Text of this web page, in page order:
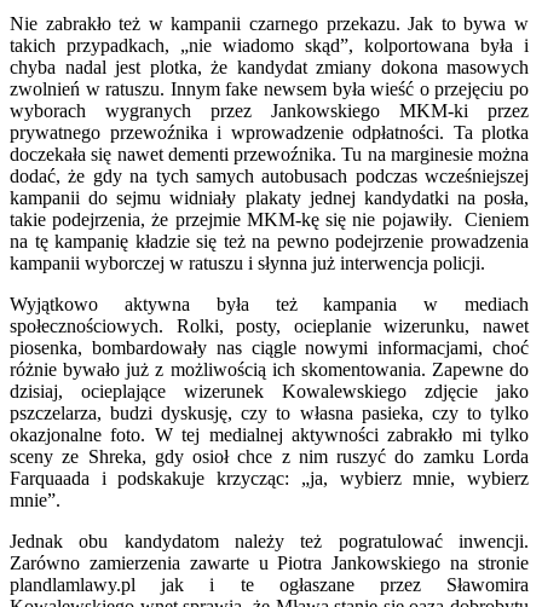
Nie zabrakło też w kampanii czarnego przekazu. Jak to bywa w
takich przypadkach, „nie wiadomo skąd”, kolportowana była i
chyba nadal jest plotka, że kandydat zmiany dokona masowych
zwolnień w ratuszu. Innym fake newsem była wieść o przejęciu po
wyborach wygranych przez Jankowskiego MKM-ki przez
prywatnego przewoźnika i wprowadzenie odpłatności. Ta plotka
doczekała się nawet dementi przewoźnika. Tu na marginesie można
dodać, że gdy na tych samych autobusach podczas wcześniejszej
kampanii do sejmu widniały plakaty jednej kandydatki na posła,
takie podejrzenia, że przejmie MKM-kę się nie pojawiły. Cieniem
na tę kampanię kładzie się też na pewno podejrzenie prowadzenia
kampanii wyborczej w ratuszu i słynna już interwencja policji.
Wyjątkowo aktywna była też kampania w mediach
społecznościowych. Rolki, posty, ocieplanie wizerunku, nawet
piosenka, bombardowały nas ciągle nowymi informacjami, choć
różnie bywało już z możliwością ich skomentowania. Zapewne do
dzisiaj, ocieplające wizerunek Kowalewskiego zdjęcie jako
pszczelarza, budzi dyskusję, czy to własna pasieka, czy to tylko
okazjonalne foto. W tej medialnej aktywności zabrakło mi tylko
sceny ze Shreka, gdy osioł chce z nim ruszyć do zamku Lorda
Farquaada i podskakuje krzycząc: „ja, wybierz mnie, wybierz
mnie”.
Jednak obu kandydatom należy też pogratulować inwencji.
Zarówno zamierzenia zawarte u Piotra Jankowskiego na stronie
plandlamlawy.pl jak i te ogłaszane przez Sławomira